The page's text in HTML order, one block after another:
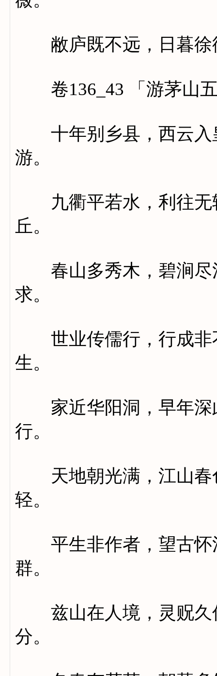
敝庐既不远，日暮徐
卷136_43 「游茅山五
十年别乡县，西云入
游。
九衢平若水，利往无
丘。
春山多秀木，碧涧尽
求。
世业传儒行，行成非
生。
家近华阳洞，早年深
行。
天地朝光满，江山春
轻。
平生非作者，望古怀
群。
兹山在人境，灵贶久
分。